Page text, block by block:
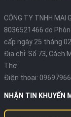
CÔNG TY TNHH MAI
8036521466 do
cấp ngày 25 tháng
Địa chỉ: Số 73, Cách
Thơ
Điện thoại:
NHẬN TIN KHUYẾN